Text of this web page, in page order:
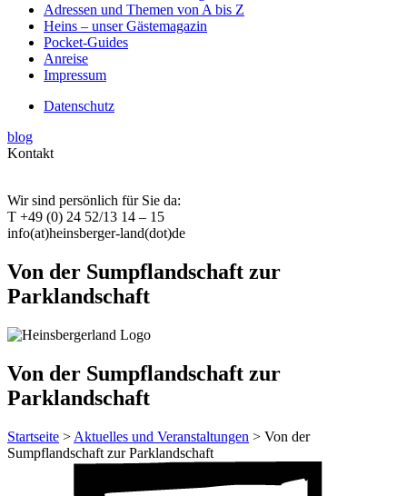
Adressen und Themen von A bis Z
Heins – unser Gästemagazin
Pocket-Guides
Anreise
Impressum
Datenschutz
blog
Kontakt
Wir sind persönlich für Sie da:
T +49 (0) 24 52/13 14 – 15
info(at)heinsberger-land(dot)de
Von der Sumpflandschaft zur
Parklandschaft
Von der Sumpflandschaft zur
Parklandschaft
Startseite > Aktuelles und Veranstaltungen > Von der
Sumpflandschaft zur Parklandschaft